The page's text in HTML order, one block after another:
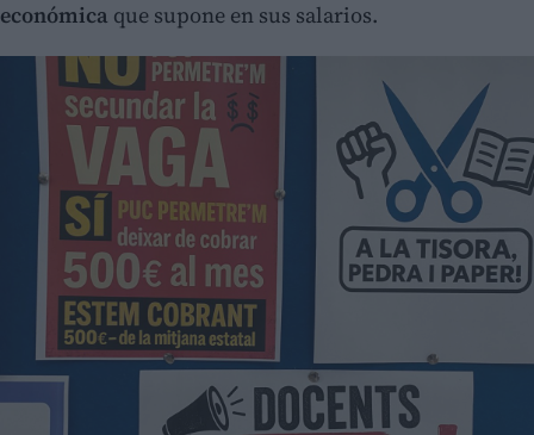
económica que supone en sus salarios.